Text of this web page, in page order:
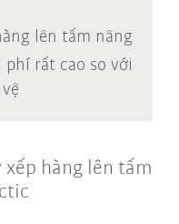
lên tấm nâng
rất cao so với
hàng lên tấm